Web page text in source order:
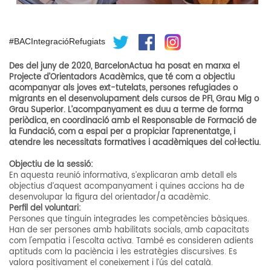
#BACIntegracióRefugiats
Des del juny de 2020, BarcelonActua ha posat en marxa el
Projecte d’Orientadors Acadèmics, que té com a objectiu
acompanyar als joves ext-tutelats, persones refugiades o
migrants en el desenvolupament dels cursos de PFI, Grau Mig o
Grau Superior. L’acompanyament es duu a terme de forma
periòdica, en coordinació amb el Responsable de Formació de
la Fundació, com a espai per a propiciar l’aprenentatge, i
atendre les necessitats formatives i acadèmiques del col·lectiu.
Objectiu de la sessió:
En aquesta reunió informativa, s’explicaran amb detall els
objectius d’aquest acompanyament i quines accions ha de
desenvolupar la figura del orientador/a acadèmic.
Perfil del voluntari:
Persones que tinguin integrades les competències bàsiques.
Han de ser persones amb habilitats socials, amb capacitats
com l'empatia i l'escolta activa. També es consideren adients
aptituds com la paciència i les estratègies discursives. Es
valora positivament el coneixement i l’ús del català.